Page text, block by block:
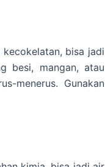
bisa jadi
besi, mangan, atau
menerus. Gunakan